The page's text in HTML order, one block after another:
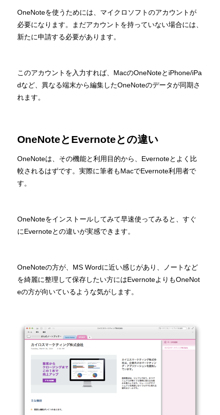
OneNoteを使うためには、マイクロソフトのアカウントが
必要になります。まだアカウントを持っていない場合には、
新たに申請する必要があります。
このアカウントを入力すれば、MacのOneNoteとiPhone/iPa
dなど、異なる端末から編集したOneNoteのデータが同期さ
れます。
OneNoteとEvernoteとの違い
OneNoteは、その機能と利用目的から、Evernoteとよく比
較されるはずです。実際に筆者もMacでEvernote利用者で
す。
OneNoteをインストールしてみて早速使ってみると、すぐ
にEvernoteとの違いが実感できます。
OneNoteの方が、MS Wordに近い感じがあり、ノートなど
を綺麗に整理して保存したい方にはEvernoteよりもOneNot
eの方が向いているような気がします。